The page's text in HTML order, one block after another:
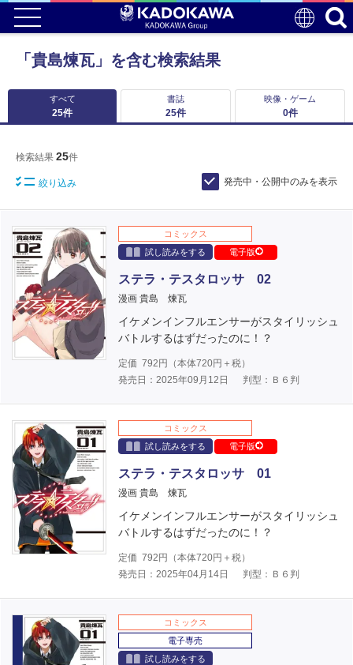
「貴島煉瓦」を含む検索結果
すべて
25件
書誌
25件
映像・ゲーム
0件
検索結果 25件
絞り込み 発売中・公開中のみを表示
コミックス
試し読みをする
電子版
ステラ・テスタロッサ 02
漫画 貴島 煉瓦
イケメンインフルエンサーがスタイリッシュ
バトルするはずだったのに！？
定価 792 円（本体720円＋税）
発売日：2025年09月12日
判型：Ｂ６判
コミックス
試し読みをする
電子版
ステラ・テスタロッサ 01
漫画 貴島 煉瓦
イケメンインフルエンサーがスタイリッシュ
バトルするはずだったのに！？
定価 792 円（本体720円＋税）
発売日：2025年04月14日
判型：Ｂ６判
コミックス
電子専売
試し読みをする